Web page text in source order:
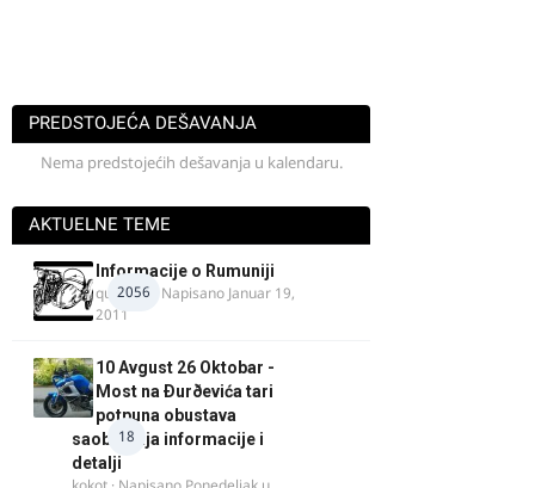
PREDSTOJEĆA DEŠAVANJA
Nema predstojećih dešavanja u kalendaru.
AKTUELNE TEME
2056
Informacije o Rumuniji
quasaar · Napisano Januar 19,
2011
18
10 Avgust 26 Oktobar -
Most na Ðurðevića tari
potpuna obustava
saobraćaja informacije i
detalji